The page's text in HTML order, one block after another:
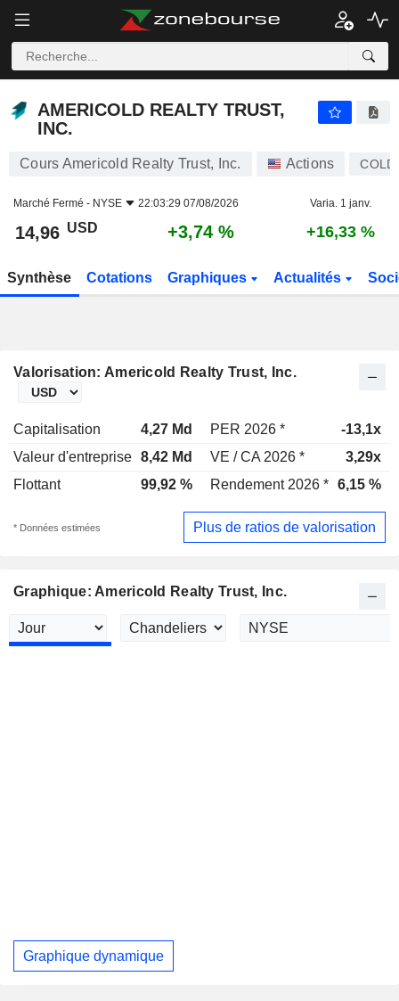
AMERICOLD REALTY TRUST,
INC.
Cours Americold Realty Trust, Inc. Actions COLD
Marché Fermé - NYSE 22:03:29 07/08/2026 Varia. 1 janv.
14,96 USD +3,74 % +16,33 %
Synthèse Cotations Graphiques Actualités
Valorisation: Americold Realty Trust, Inc.
Capitalisation 4,27 Md PER 2026 *
-13,1x
Valeur d'entreprise 8,42 Md VE / CA 2026 *
3,29x
Flottant
99,92 % Rendement 2026 * 6,15 %
* Données estimées Plus de ratios de valorisation
Graphique: Americold Realty Trust, Inc.
Graphique dynamique